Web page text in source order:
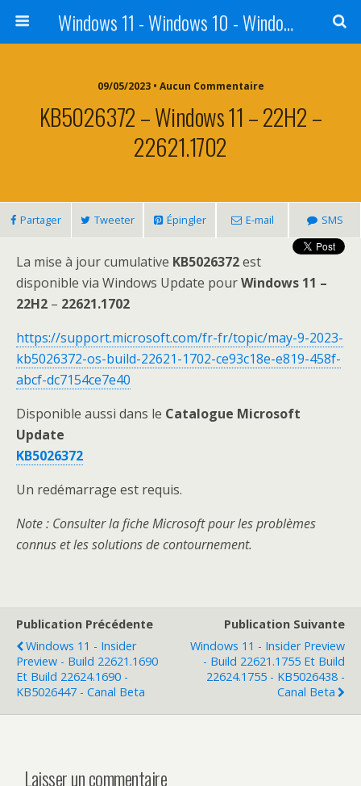
Windows 11 - Windows 10 - Windows 8 - Windows 7 - VISTA
09/05/2023 • Aucun Commentaire
KB5026372 – Windows 11 – 22H2 –
22621.1702
Partager Tweeter Épingler E-mail SMS
La mise à jour cumulative KB5026372est
disponible via Windows Update pourWindows 11 –
22H2 – 22621.1702
https://support.microsoft.com/fr-fr/topic/may-9-2023-
kb5026372-os-build-22621-1702-ce93c18e-e819-458f-
abcf-dc7154ce7e40
Disponible aussi dans le Catalogue Microsoft
Update
KB5026372
Un redémarrage est requis.
Note : Consulter la fiche Microsoft pour les problèmes
connus et les solutions de contournement.
Publication Précédente
Windows 11 - Insider
Preview - Build 22621.1690
Et Build 22624.1690 -
KB5026447 - Canal Beta
Publication Suivante
Windows 11 - Insider Preview
- Build 22621.1755 Et Build
22624.1755 - KB5026438 -
Canal Beta
Laisser un commentaire